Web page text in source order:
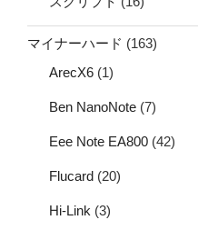
マイナーハード (163)
ArecX6 (1)
Ben NanoNote (7)
Eee Note EA800 (42)
Flucard (20)
Hi-Link (3)